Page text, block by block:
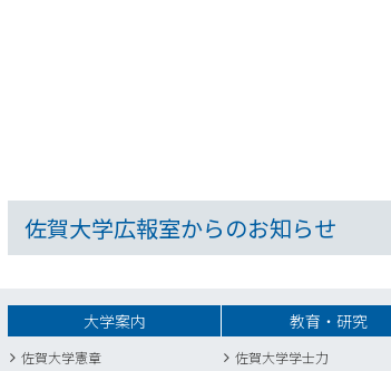
佐賀大学広報室からのお知らせ
大学案内
佐賀大学憲章
教育・研究
佐賀大学学士力